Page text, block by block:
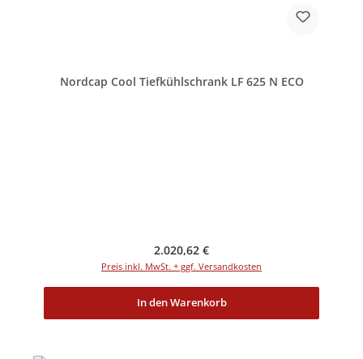
Nordcap Cool Tiefkühlschrank LF 625 N ECO
Regulärer Preis:
2.020,62 €
Preis inkl. MwSt. + ggf. Versandkosten
In den Warenkorb